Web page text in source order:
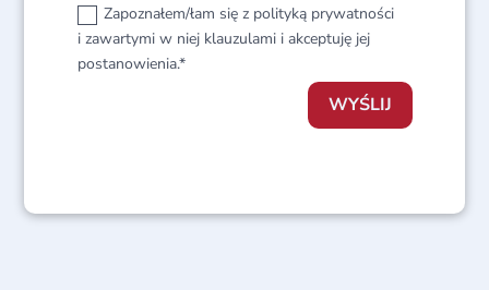
Zapoznałem/łam się z polityką prywatności
i zawartymi w niej klauzulami i akceptuję jej
postanowienia.*
WYŚLIJ